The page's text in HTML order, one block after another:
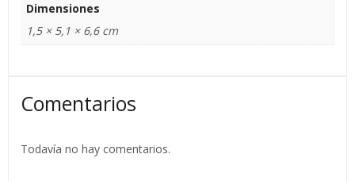
Dimensiones
1,5 × 5,1 × 6,6 cm
Comentarios
Todavía no hay comentarios.